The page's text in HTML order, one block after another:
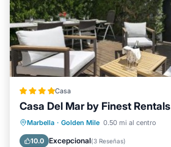
Casa
Casa Del Mar by Finest Rentals
Marbella · Golden Mile 0.50 mi al centro
10.0 Excepcional(3 Reseñas)
Frente al mar Aparcamiento
Vista al mar